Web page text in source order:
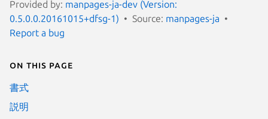
Provided by: manpages-ja-dev (Version:
0.5.0.0.20161015+dfsg-1)
Source: manpages-ja
Report a bug
On this page
書式
説明